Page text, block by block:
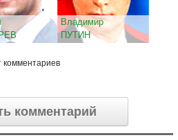
Владимир
ПУТИН
комментариев
комментарий